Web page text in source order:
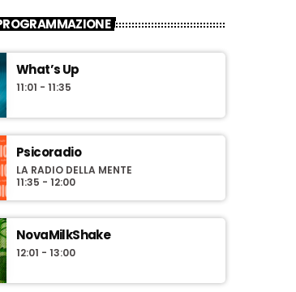
What’s Up
11:01 - 11:35
Psicoradio
LA RADIO DELLA MENTE
11:35 - 12:00
NovaMilkShake
12:01 - 13:00